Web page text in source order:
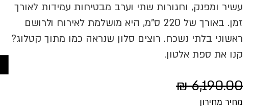
עשיר ומפנק, וחגורות שתי וערב מבטיחות עמידות לאורך
זמן. באורך של 220 ס"מ, היא מושלמת לאירוח ולרושם
ראשוני בלתי נשכח. רוצים סלון שנראה כמו מתוך קטלוג?
קנו את ספת אלטון.
מחיר מחירון
6,190.00 ₪